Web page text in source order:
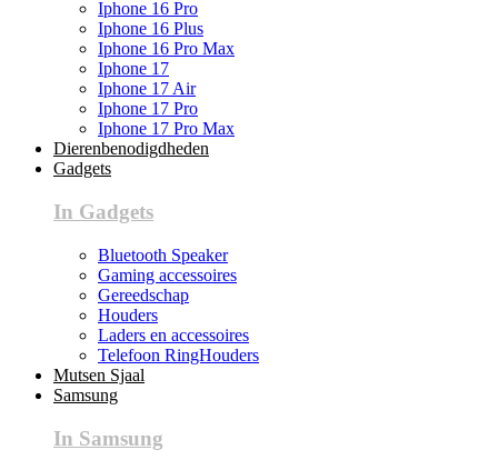
Iphone 16 Pro
Iphone 16 Plus
Iphone 16 Pro Max
Iphone 17
Iphone 17 Air
Iphone 17 Pro
Iphone 17 Pro Max
Dierenbenodigdheden
Gadgets
In Gadgets
Bluetooth Speaker
Gaming accessoires
Gereedschap
Houders
Laders en accessoires
Telefoon RingHouders
Mutsen Sjaal
Samsung
In Samsung